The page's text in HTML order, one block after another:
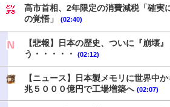
高市首相、2年限定の消費減税「確実
の覚悟」
(02:40)
【悲報】日本の歴史、ついに『崩壊』
う・・・・・
(02:12)
【ニュース】日本製メモリに世界中
兆５０００億円で工場増築へ (02:07)